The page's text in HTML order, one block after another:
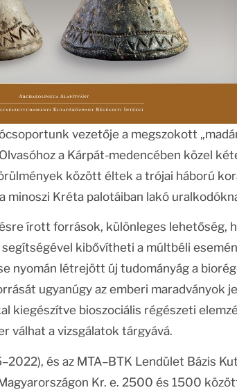
vezetője a megszokott
a Kárpát-medencében közel
között éltek a trójai háború
Kréta palotáiban lakó
írott források, különleges lehetőség,
kibővítheti a múltbéli
nyomán létrejött új tudományág a
ugyanúgy az emberi maradványok
kiegészítve bioszociális régészeti
válhat a vizsgálatok tárgyává.
és az MTA–BTK Lendület Bázis
Kr. e. 2500 és 1500